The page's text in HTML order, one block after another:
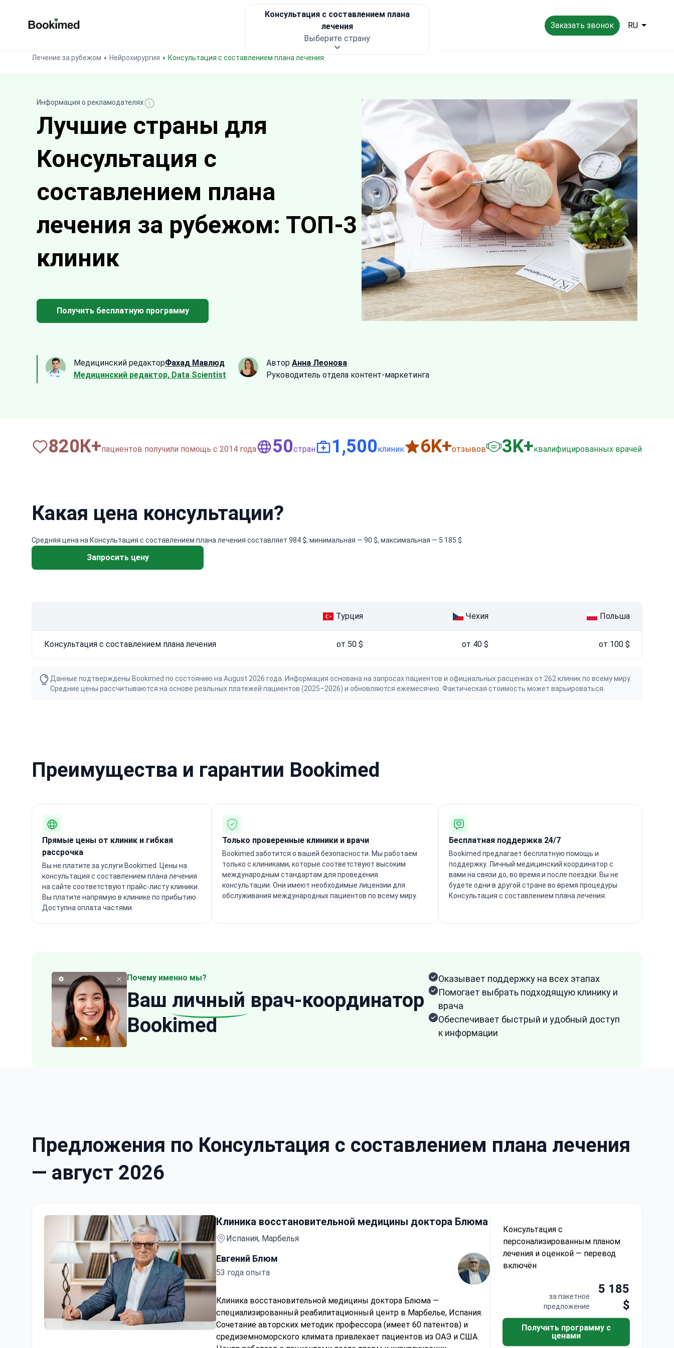
Заказать звонок RU
Лечение за рубежом Нейрохирургия Консультация с составлением плана лечения
Консультация с составлением плана
лечения
Выберите страну
Информация о рекламодателях
Лучшие страны для
Консультация с
составлением плана
лечения за рубежом: ТОП-3
клиник
Получить бесплатную программу
Медицинский редакторФахад Мавлюд
Медицинский редактор, Data Scientist
Автор Анна Леонова
Руководитель отдела контент-маркетинга
820К+пациентов получили помощь с 2014 года 50стран 1,500клиник 6K+отзывов 3K+квалифицированных врачей
Какая цена консультации?
Средняя цена на Консультация с составлением плана лечения составляет 984 $, минимальная — 90 $, максимальная — 5 185 $.
Запросить цену
Турция Чехия Польша
Консультация с составлением плана лечения от 50 $ от 40 $ от 100 $
Данные подтверждены Bookimed по состоянию на August 2026 года. Информация основана на запросах пациентов и официальных расценках от 262 клиник по всему миру.
Средние цены рассчитываются на основе реальных платежей пациентов (2025–2026) и обновляются ежемесячно. Фактическая стоимость может варьироваться.
Преимущества и гарантии Bookimed
Прямые цены от клиник и гибкая
рассрочка
Вы не платите за услуги Bookimed. Цены на
консультация с составлением плана лечения
на сайте соответствуют прайс-листу клиники.
Вы платите напрямую в клинике по прибытию.
Доступна оплата частями.
Только проверенные клиники и врачи
Bookimed заботится о вашей безопасности. Мы работаем
только с клиниками, которые соответствуют высоким
международным стандартам для проведения
консультации. Они имеют необходимые лицензии для
обслуживания международных пациентов по всему миру.
Бесплатная поддержка 24/7
Bookimed предлагает бесплатную помощь и
поддержку. Личный медицинский координатор с
вами на связи до, во время и после поездки. Вы не
будете одни в другой стране во время процедуры
Консультация с составлением плана лечения.
Почему именно мы?
Ваш личный врач-координатор
Bookimed
Оказывает поддержку на всех этапах
Помогает выбрать подходящую клинику и
врача
Обеспечивает быстрый и удобный доступ
к информации
Предложения по Консультация с составлением плана лечения
— август 2026
Консультация с персонализированным планом лечения и оценкой — перевод включён
Клиника восстановительной медицины доктора Блюма
Испания, Марбелья
Евгений Блюм
53 года опыта
Клиника восстановительной медицины доктора Блюма —
специализированный реабилитационный центр в Марбелье, Испания.
Сочетание авторских методик профессора (имеет 60 патентов) и
средиземноморского климата привлекает пациентов из ОАЭ и США.
Консультация с
персонализированным планом
лечения и оценкой — перевод
включён
за пакетное
предложение
5 185
$
Получить программу с
ценами